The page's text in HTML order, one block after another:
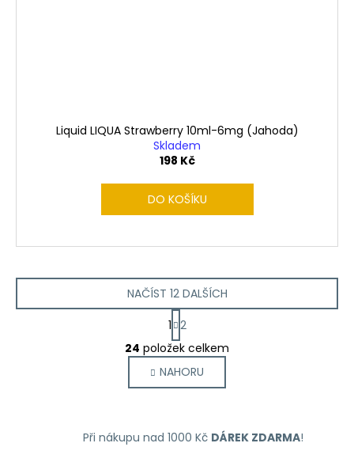
Liquid LIQUA Strawberry 10ml-6mg (Jahoda)
Skladem
198 Kč
DO KOŠÍKU
O
v
l
á
a
c
NAČÍST 12 DALŠÍCH
S
t
r
á
n
k
á
1 2
24 položek celkem
NAHORU
Při nákupu nad 1000 Kč DÁREK ZDARMA!